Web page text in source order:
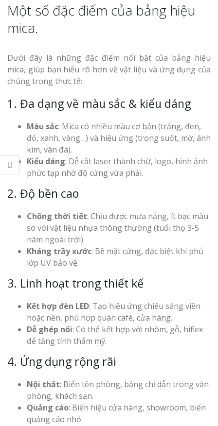
Một số đặc điểm của bảng hiệu
mica.
Dưới đây là những đặc điểm nổi bật của bảng hiệu
mica, giúp bạn hiểu rõ hơn về vật liệu và ứng dụng của
chúng trong thực tế:
1. Đa dạng về màu sắc & kiểu dáng
Màu sắc: Mica có nhiều màu cơ bản (trắng, đen,
đỏ, xanh, vàng…) và hiệu ứng (trong suốt, mờ, ánh
kim, vân đá).
Kiểu dáng: Dễ cắt laser thành chữ, logo, hình ảnh
phức tạp nhờ độ cứng vừa phải.
2. Độ bền cao
Chống thời tiết: Chịu được mưa nắng, ít bạc màu
so với vật liệu nhựa thông thường (tuổi thọ 3-5
năm ngoài trời).
Kháng trầy xước: Bề mặt cứng, đặc biệt khi phủ
lớp UV bảo vệ.
3. Linh hoạt trong thiết kế
Kết hợp đèn LED: Tạo hiệu ứng chiếu sáng viền
hoặc nền, phù hợp quán café, cửa hàng.
Dễ ghép nối: Có thể kết hợp với nhôm, gỗ, hiflex
để tăng tính thẩm mỹ.
4. Ứng dụng rộng rãi
Nội thất: Biển tên phòng, bảng chỉ dẫn trong văn
phòng, khách sạn.
Quảng cáo: Biển hiệu cửa hàng, showroom, biển
quảng cáo nhỏ.
Làm Hộp
Biển Led
Ma Trận
Thi Công
Nghiệp
Làm Biển
Mica Tại Vinh Lấy
Làm biển
Làm Biển
Mỹ Phẩm Vinh Thu
Hiệu Shop